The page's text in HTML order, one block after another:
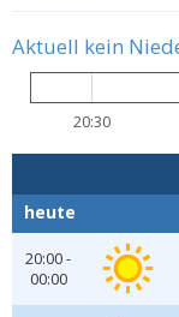
Aktuell kein
20:30
heute
20:00 -
00:00